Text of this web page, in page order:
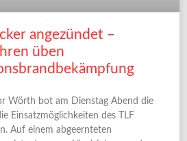
angezündet –
üben
Wörth bot am Dienstag Abend die
Einsatzmöglichkeiten des TLF
Auf einem abgeernteten